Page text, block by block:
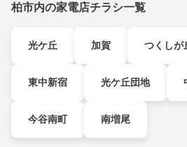
柏市内の家電店チラシ一覧
光ケ丘 加賀 つくしが
東中新宿 光ケ丘団地
今谷南町 南増尾